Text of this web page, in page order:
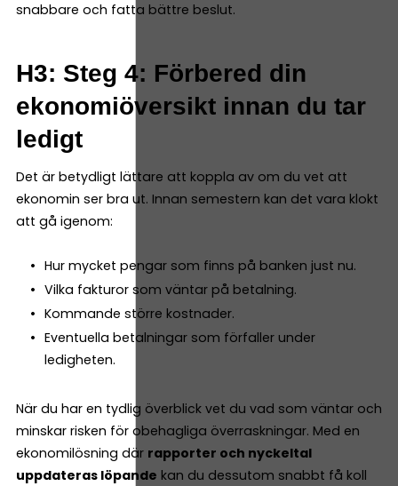
snabbare och fatta bättre beslut.
H3: Steg 4: Förbered din
ekonomiöversikt innan du tar
ledigt
Det är betydligt lättare att koppla av om du vet att
ekonomin ser bra ut. Innan semestern kan det vara klokt
att gå igenom:
Hur mycket pengar som finns på banken just nu.
Vilka fakturor som väntar på betalning.
Kommande större kostnader.
Eventuella betalningar som förfaller under
ledigheten.
När du har en tydlig överblick vet du vad som väntar och
minskar risken för obehagliga överraskningar. Med en
ekonomilösning där rapporter och nyckeltal
uppdateras löpande kan du dessutom snabbt få koll